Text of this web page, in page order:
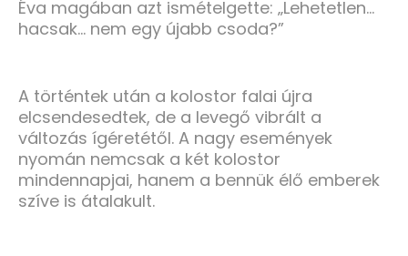
Éva magában azt ismételgette: „Lehetetlen…
hacsak… nem egy újabb csoda?”
A történtek után a kolostor falai újra
elcsendesedtek, de a levegő vibrált a
változás ígéretétől. A nagy események
nyomán nemcsak a két kolostor
mindennapjai, hanem a bennük élő emberek
szíve is átalakult.